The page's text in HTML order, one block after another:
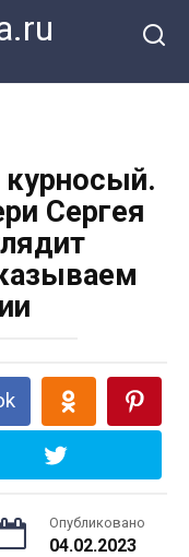
курносый.
Сергея
Опубликовано
04.02.2023